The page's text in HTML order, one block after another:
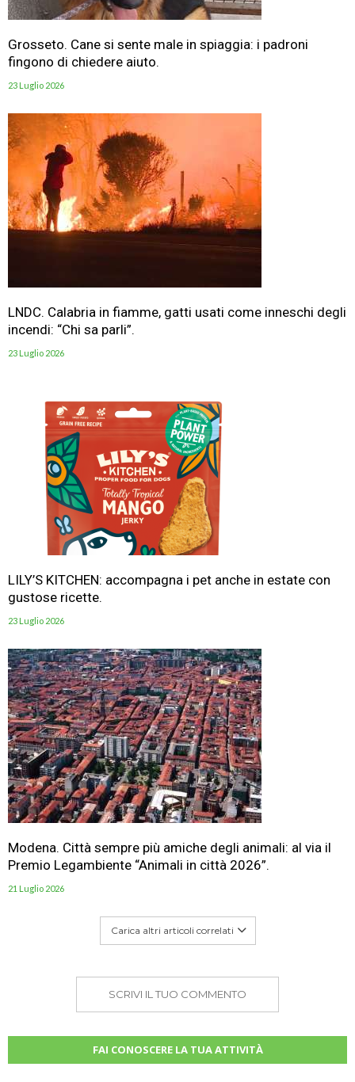
Grosseto. Cane si sente male in spiaggia: i padroni
fingono di chiedere aiuto.
23 Luglio 2026
LNDC. Calabria in fiamme, gatti usati come inneschi degli
incendi: “Chi sa parli”.
23 Luglio 2026
LILY’S KITCHEN: accompagna i pet anche in estate con
gustose ricette.
23 Luglio 2026
Modena. Città sempre più amiche degli animali: al via il
Premio Legambiente “Animali in città 2026”.
21 Luglio 2026
Carica altri articoli correlati
SCRIVI IL TUO COMMENTO
FAI CONOSCERE LA TUA ATTIVITÀ